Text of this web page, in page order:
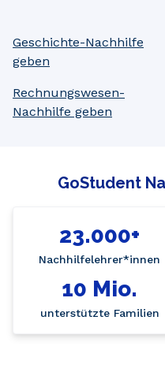
Geschichte-Nachhilfe
geben
Rechnungswesen-
Nachhilfe geben
GoStudent
23.000+
Nachhilfelehrer*innen
10 Mio.
unterstützte Familien